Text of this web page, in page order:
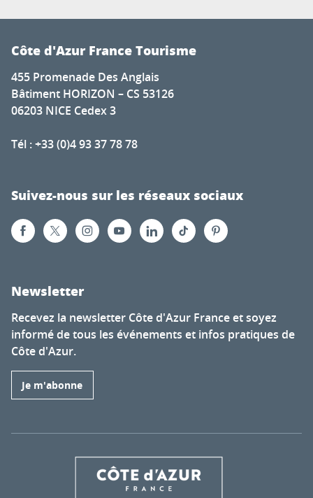
Côte d'Azur France Tourisme
455 Promenade Des Anglais
Bâtiment HORIZON – CS 53126
06203 NICE Cedex 3
Tél : +33 (0)4 93 37 78 78
Suivez-nous sur les réseaux sociaux
Newsletter
Recevez la newsletter Côte d'Azur France et soyez
informé de tous les événements et infos pratiques de
Côte d'Azur.
Je m'abonne